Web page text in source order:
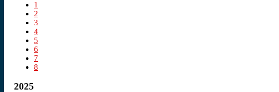
1
2
3
4
5
6
7
8
2025